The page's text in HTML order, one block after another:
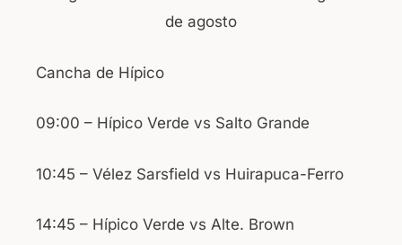
de agosto
Cancha de Hípico
09:00 – Hípico Verde vs Salto Grande
10:45 – Vélez Sarsfield vs Huirapuca-Ferro
14:45 – Hípico Verde vs Alte. Brown